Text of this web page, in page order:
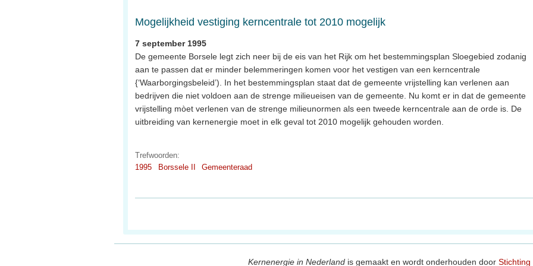
Mogelijkheid vestiging kerncentrale tot 2010 mogelijk
7 september 1995
De gemeente Borsele legt zich neer bij de eis van het Rijk om het bestemmingsplan Sloegebied zodanig
aan te passen dat er minder belemmeringen komen voor het vestigen van een kerncentrale
{‘Waarborgingsbeleid’). In het bestemmingsplan staat dat de gemeente vrijstelling kan verlenen aan
bedrijven die niet voldoen aan de strenge milieueisen van de gemeente. Nu komt er in dat de gemeente
vrijstelling mòet verlenen van de strenge milieunormen als een tweede kerncentrale aan de orde is. De
uitbreiding van kernenergie moet in elk geval tot 2010 mogelijk gehouden worden.
Trefwoorden:
1995
Borssele II Gemeenteraad
Kernenergie in Nederland is gemaakt en wordt onderhouden door Stichting